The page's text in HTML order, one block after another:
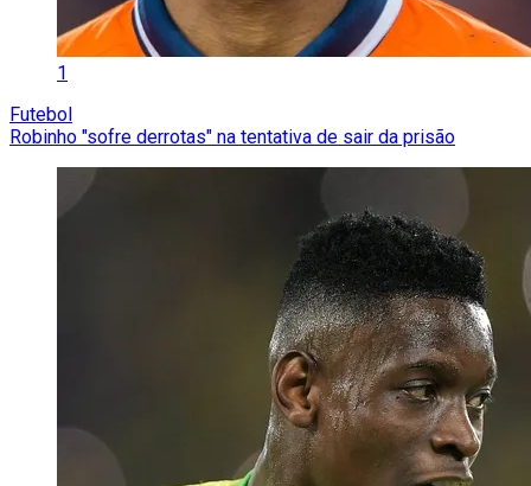
1
Futebol
Robinho "sofre derrotas" na tentativa de sair da prisão